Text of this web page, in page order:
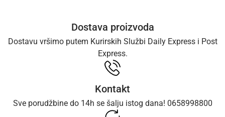
Dostava proizvoda
Dostavu vršimo putem Kurirskih Službi Daily Express i Post
Express.
Kontakt
Sve porudžbine do 14h se šalju istog dana! 0658998800